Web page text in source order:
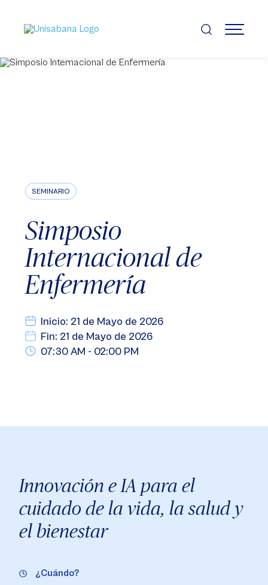
contenido
principal
MENÚ
SEMINARIO
Simposio
Internacional de
Enfermería
Inicio: 21 de Mayo de 2026
Fin: 21 de Mayo de 2026
07:30 AM - 02:00 PM
Innovación e IA para el
cuidado de la vida, la salud y
el bienestar
¿Cuándo?